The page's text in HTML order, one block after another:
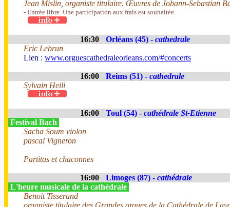
Jean Mislin, organiste titulaire. Œuvres de Johann-Sebastian
- Entrée libre. Une participation aux frais est souhaitée.
16:30 Orléans (45) - cathedrale
Eric Lebrun
Lien : www.orguescathedraleorleans.com/#concerts
16:00 Reims (51) - cathedrale
Sylvain Heili
16:00 Toul (54) - cathédrale St-Etienne
Festival Bach
Sacha Soum violon
pascal Vigneron
Partitas et chaconnes
16:00 Limoges (87) - cathédrale
L'heure musicale de la cathédrale
Benoit Tisserand
organiste titulaire des Grandes orgues de la Cathédrale de